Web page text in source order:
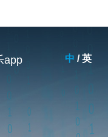
app 中 /英